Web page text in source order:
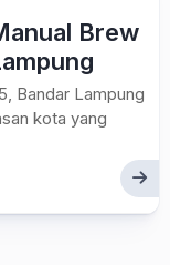
Brew
Bandar Lampung
kota yang